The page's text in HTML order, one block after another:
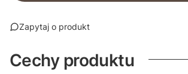
Zapytaj o produkt
Cechy produktu